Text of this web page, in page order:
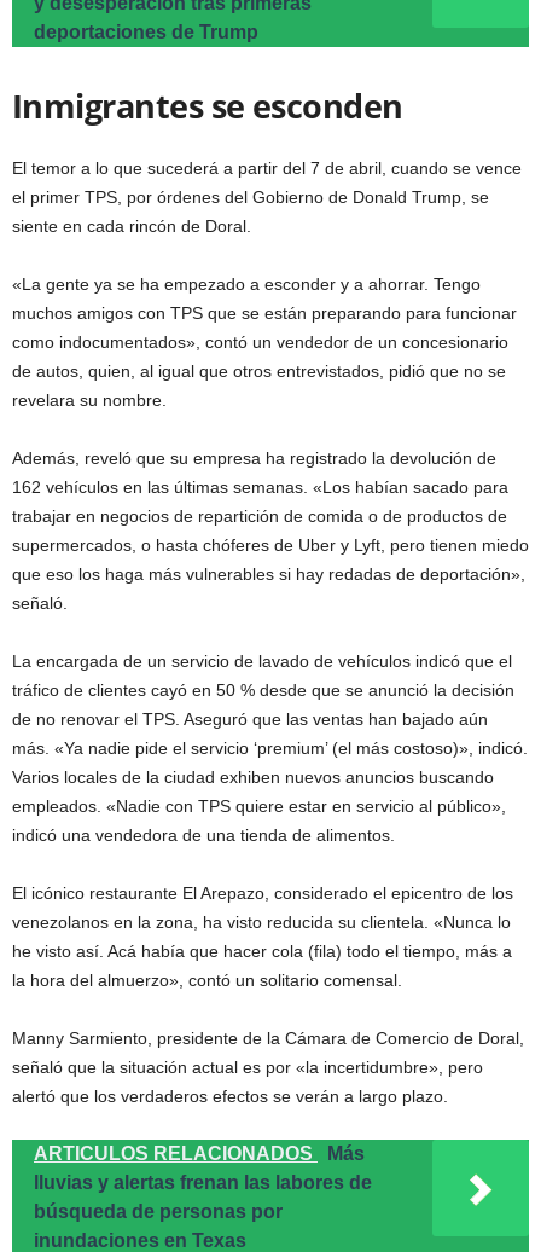
deportaciones de Trump
Inmigrantes se esconden
El temor a lo que sucederá a partir del 7 de abril, cuando se vence
el primer TPS, por órdenes del Gobierno de Donald Trump, se
siente en cada rincón de Doral.
«La gente ya se ha empezado a esconder y a ahorrar. Tengo
muchos amigos con TPS que se están preparando para funcionar
como indocumentados», contó un vendedor de un concesionario
de autos, quien, al igual que otros entrevistados, pidió que no se
revelara su nombre.
Además, reveló que su empresa ha registrado la devolución de
162 vehículos en las últimas semanas. «Los habían sacado para
trabajar en negocios de repartición de comida o de productos de
supermercados, o hasta chóferes de Uber y Lyft, pero tienen miedo
que eso los haga más vulnerables si hay redadas de deportación»,
señaló.
La encargada de un servicio de lavado de vehículos indicó que el
tráfico de clientes cayó en 50 % desde que se anunció la decisión
de no renovar el TPS. Aseguró que las ventas han bajado aún
más. «Ya nadie pide el servicio ‘premium’ (el más costoso)», indicó.
Varios locales de la ciudad exhiben nuevos anuncios buscando
empleados. «Nadie con TPS quiere estar en servicio al público»,
indicó una vendedora de una tienda de alimentos.
El icónico restaurante El Arepazo, considerado el epicentro de los
venezolanos en la zona, ha visto reducida su clientela. «Nunca lo
he visto así. Acá había que hacer cola (fila) todo el tiempo, más a
la hora del almuerzo», contó un solitario comensal.
Manny Sarmiento, presidente de la Cámara de Comercio de Doral,
señaló que la situación actual es por «la incertidumbre», pero
alertó que los verdaderos efectos se verán a largo plazo.
ARTICULOS RELACIONADOS
Más
lluvias y alertas frenan las labores de
búsqueda de personas por
inundaciones en Texas